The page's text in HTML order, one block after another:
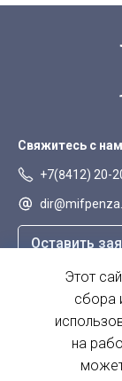
Свяжитесь с
+7(8412) 20-
Оставить
г. Пенза, ул.
пн-пт - с
сб, вс -
Этот
сбора
на